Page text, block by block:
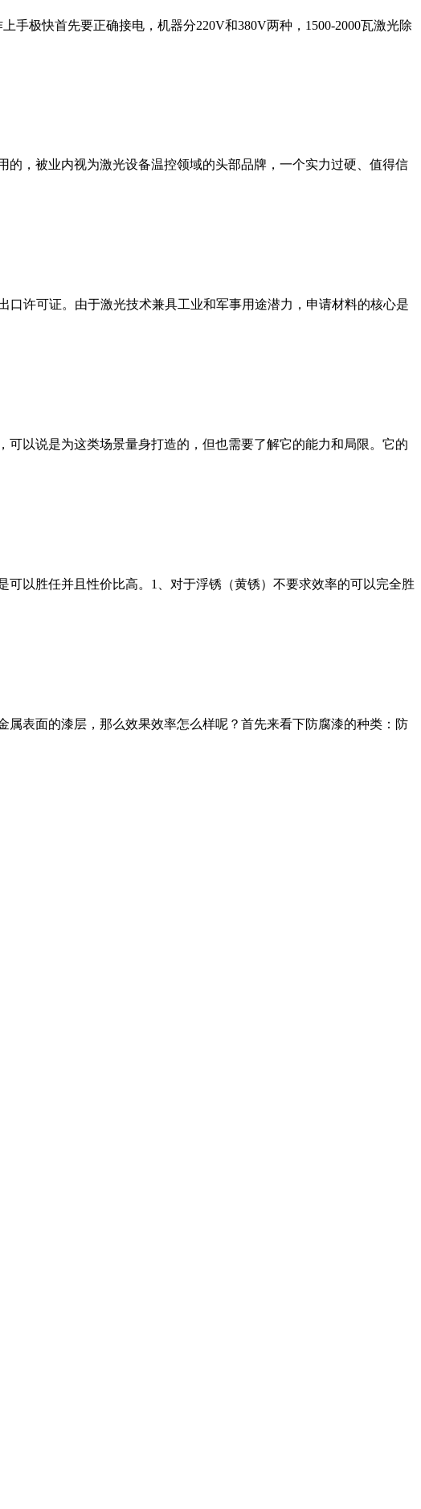
极快首先要正确接电，机器分220V和380V两种，1500-2000瓦激光除
，被业内视为激光设备温控领域的头部品牌，一个实力过硬、值得信
口许可证。由于激光技术兼具工业和军事用途潜力，申请材料的核心是
以说是为这类场景量身打造的，但也需要了解它的能力和局限。它的
以胜任并且性价比高。1、对于浮锈（黄锈）不要求效率的可以完全胜
表面的漆层，那么效果效率怎么样呢？首先来看下防腐漆的种类：防